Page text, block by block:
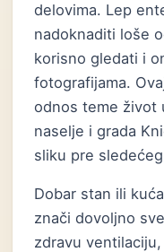
delovima. Lep
nadoknaditi loše
korisno gledati i
fotografijama.
odnos teme život
naselje i grada
sliku pre
Dobar stan ili
znači dovoljno
zdravu